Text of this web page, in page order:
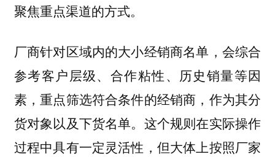
聚焦重点渠道的方式。
厂商针对区域内的大小经销商名单，会综合
参考客户层级、合作粘性、历史销量等因
素，重点筛选符合条件的经销商，作为其分
货对象以及下货名单。这个规则在实际操作
过程中具有一定灵活性，但大体上按照厂家